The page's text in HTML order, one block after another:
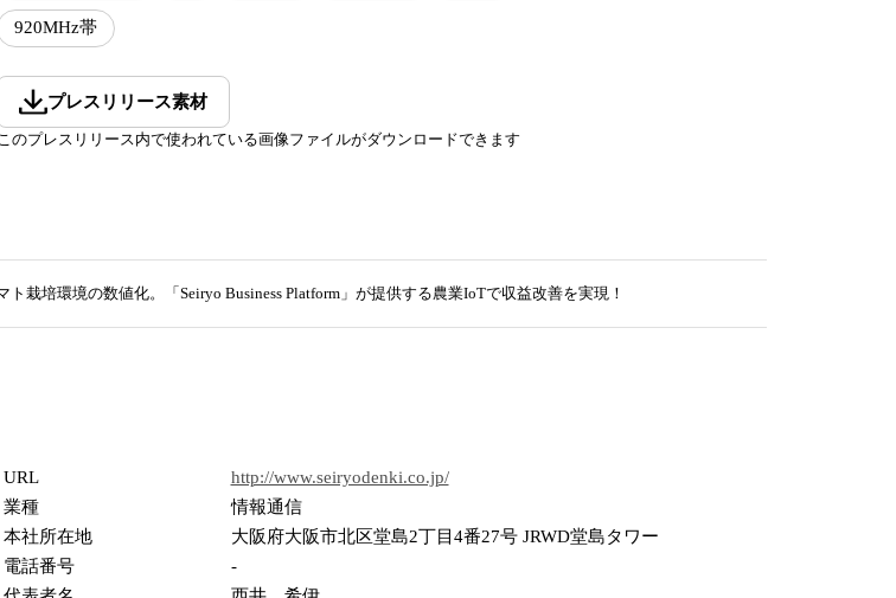
920MHz帯
プレスリリース素材
このプレスリリース内で使われている画像ファイルがダウンロードできます
栽培環境の数値化。「Seiryo Business Platform」が提供する農業IoTで収益改善を実現！
URL
http://www.seiryodenki.co.jp/
業種
情報通信
本社所在地
大阪府大阪市北区堂島2丁目4番27号 JRWD堂島タワー
電話番号
-